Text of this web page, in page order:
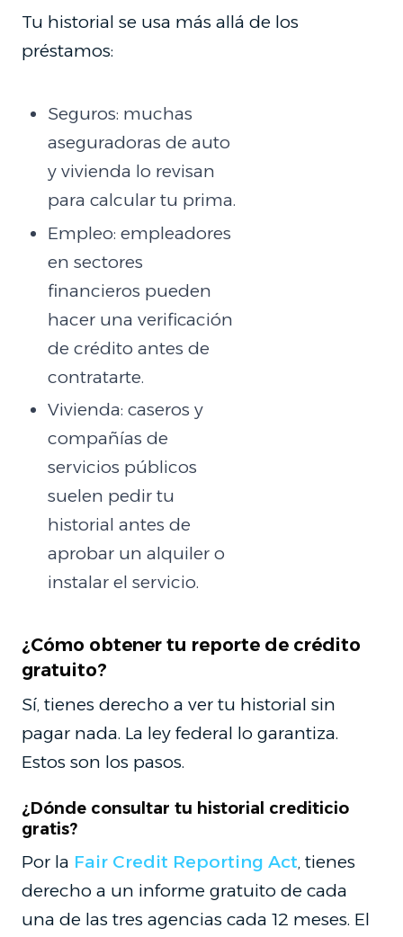
Tu historial se usa más allá de los
préstamos:
Seguros: muchas
aseguradoras de auto
y vivienda lo revisan
para calcular tu prima.
Empleo: empleadores
en sectores
financieros pueden
hacer una verificación
de crédito antes de
contratarte.
Vivienda: caseros y
compañías de
servicios públicos
suelen pedir tu
historial antes de
aprobar un alquiler o
instalar el servicio.
¿Cómo obtener tu reporte de crédito
gratuito?
Sí, tienes derecho a ver tu historial sin
pagar nada. La ley federal lo garantiza.
Estos son los pasos.
¿Dónde consultar tu historial crediticio
gratis?
Por la Fair Credit Reporting Act, tienes
derecho a un informe gratuito de cada
una de las tres agencias cada 12 meses. El